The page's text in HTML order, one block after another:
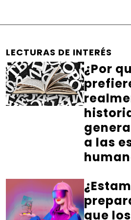
LECTURAS DE INTERÉS
¿Por
a las
que